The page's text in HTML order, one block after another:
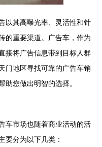
以其高曝光率、灵活性和针
的重要渠道。广告车，作为
接将广告信息带到目标人群
门地区寻找可靠的广告车销
助您做出明智的选择。
车市场也随着商业活动的活
要分为以下几类：